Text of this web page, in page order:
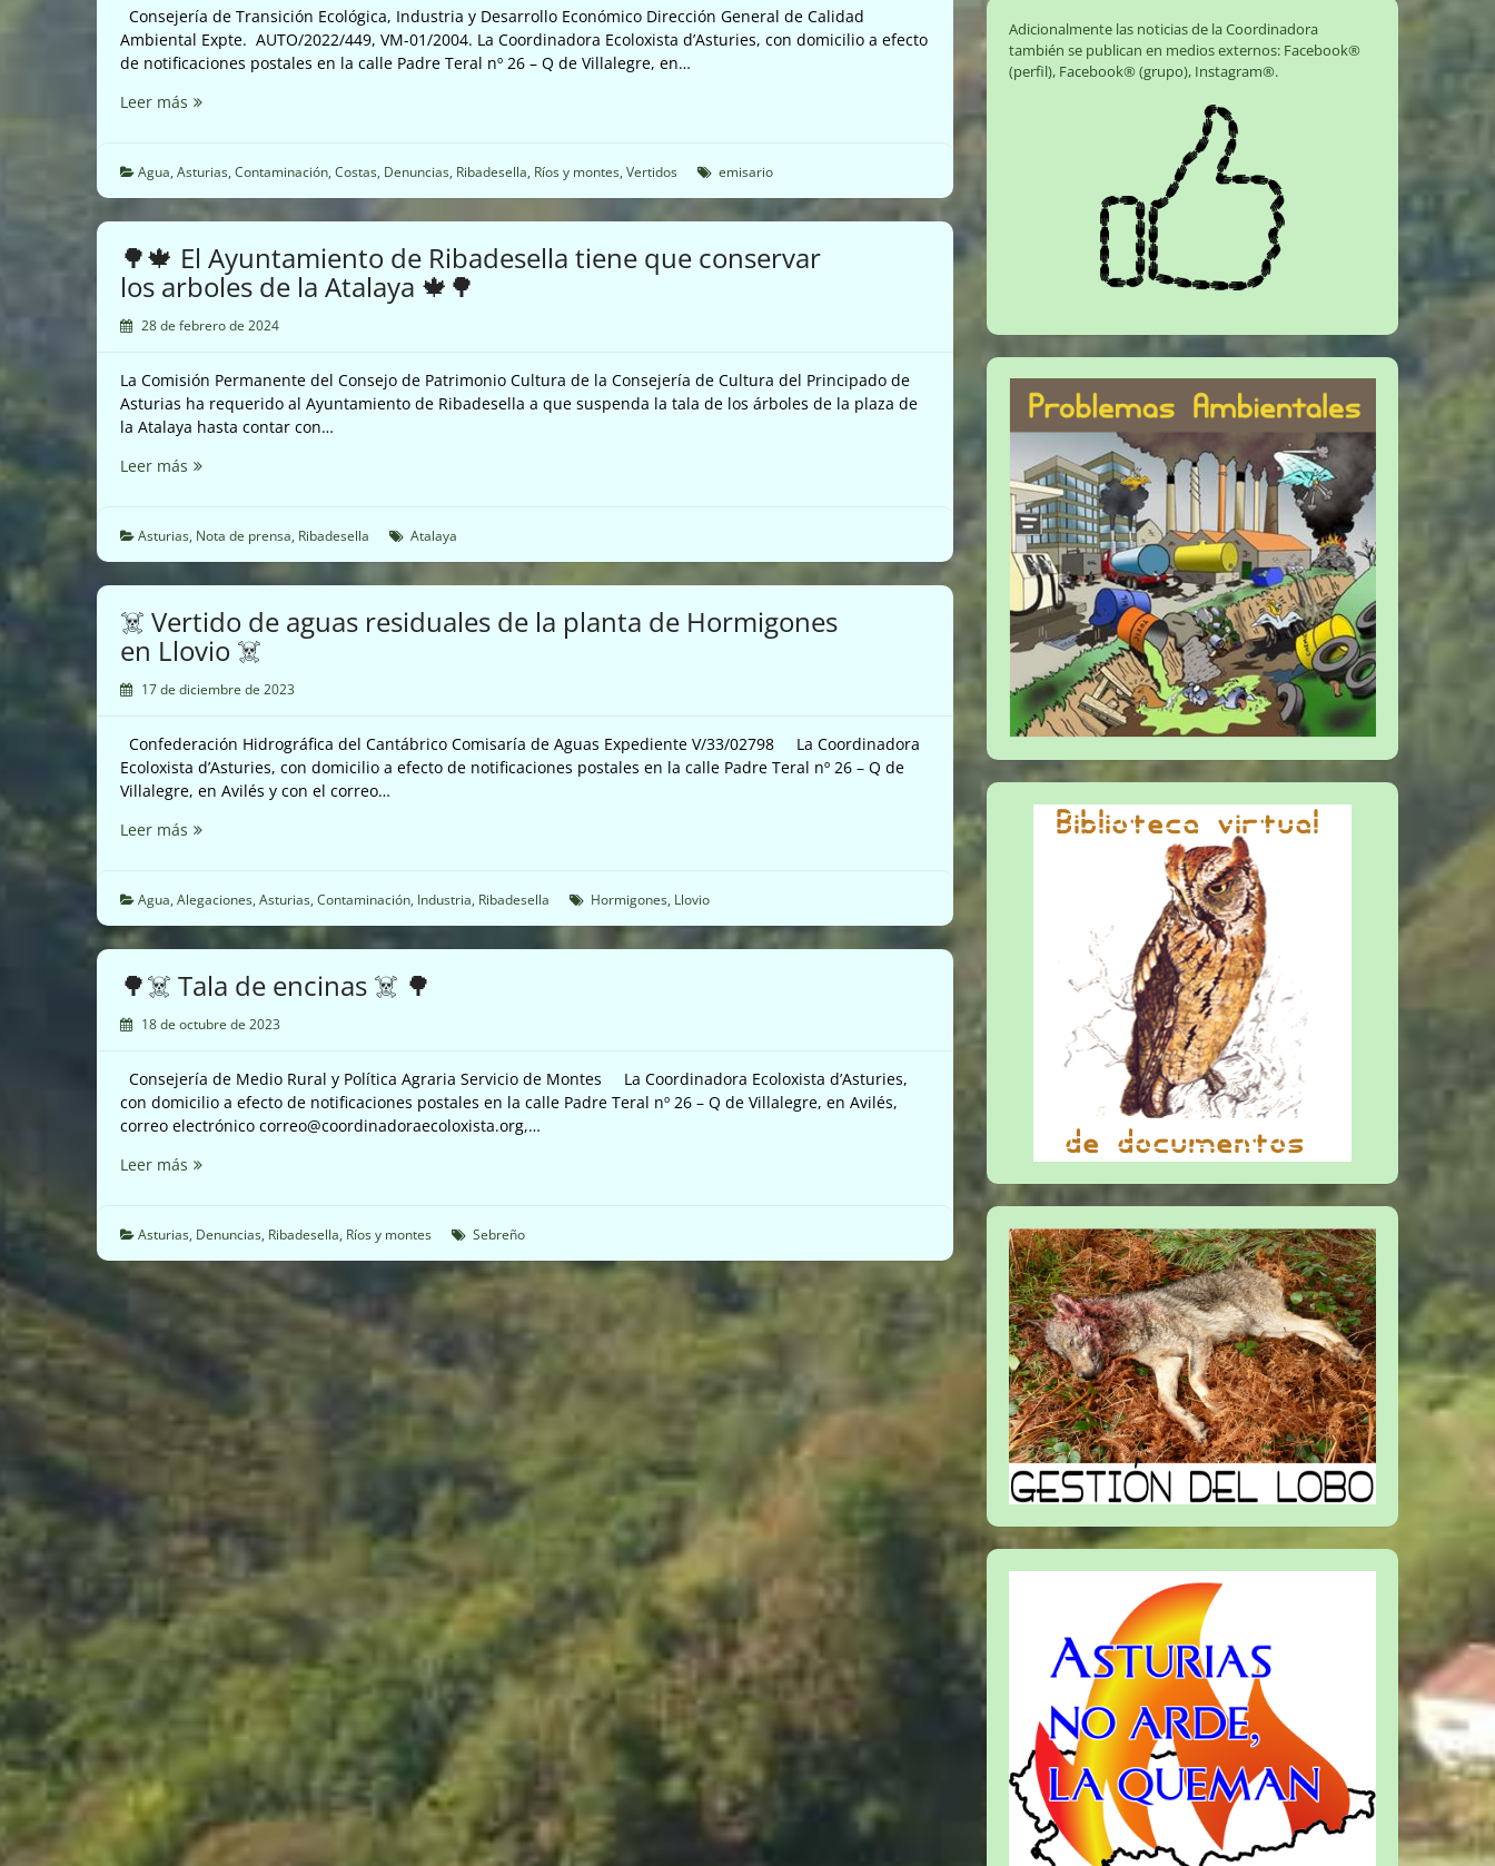
de
la
plaza
de
Consejería de Transición Ecológica, Industria y Desarrollo Económico Dirección General de Calidad
Ambiental Expte. AUTO/2022/449, VM-01/2004. La Coordinadora Ecoloxista d’Asturies, con domicilio a efecto
de notificaciones postales en la calle Padre Teral nº 26 – Q de Villalegre, en…
Leer más 🤮
de
Ribadesella
🤢
Agua, Asturias, Contaminación, Costas, Denuncias, Ribadesella, Ríos y montes, Vertidos emisario
🌳🍁 El Ayuntamiento de Ribadesella tiene que conservar
los arboles de la Atalaya 🍁🌳
28 de febrero de 2024
La Comisión Permanente del Consejo de Patrimonio Cultura de la Consejería de Cultura del Principado de
Asturias ha requerido al Ayuntamiento de Ribadesella a que suspenda la tala de los árboles de la plaza de
la Atalaya hasta contar con…
Leer más 🌳
Ayuntamiento
de
Ribadesella
que
conservar
arboles
la
Atalaya
🍁
Asturias, Nota de prensa, Ribadesella Atalaya
☠️ Vertido de aguas residuales de la planta de Hormigones
en Llovio ☠️
17 de diciembre de 2023
Confederación Hidrográfica del Cantábrico Comisaría de Aguas Expediente V/33/02798 La Coordinadora
Ecoloxista d’Asturies, con domicilio a efecto de notificaciones postales en la calle Padre Teral nº 26 – Q de
Villalegre, en Avilés y con el correo…
Leer más ☠️
aguas
residuales
de
planta
Llovio
☠️
Agua, Alegaciones, Asturias, Contaminación, Industria, Ribadesella Hormigones, Llovio
🌳☠️ Tala de encinas ☠️ 🌳
18 de octubre de 2023
Consejería de Medio Rural y Política Agraria Servicio de Montes La Coordinadora Ecoloxista d’Asturies,
con domicilio a efecto de notificaciones postales en la calle Padre Teral nº 26 – Q de Villalegre, en Avilés,
correo electrónico correo@coordinadoraecoloxista.org,…
Leer más 🌳
de
encinas
🌳
Asturias, Denuncias, Ribadesella, Ríos y montes Sebreño
Adicionalmente las noticias de la Coordinadora
también se publican en medios externos: Facebook®
(perfil), Facebook® (grupo), Instagram®.